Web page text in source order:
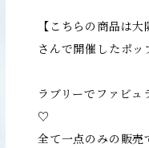
【こちらの商品は
さんで開催したポッ
ラブリーでファビ
♡
全て一点のみの販売